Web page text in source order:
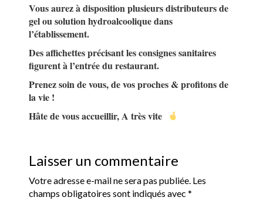
Vous aurez à disposition plusieurs distributeurs de
gel ou solution hydroalcoolique dans
l’établissement.
Des affichettes précisant les consignes sanitaires
figurent à l’entrée du restaurant.
Prenez soin de vous, de vos proches & profitons de
la vie !
Hâte de vous accueillir, A très vite
Laisser un commentaire
Votre adresse e-mail ne sera pas publiée. Les
champs obligatoires sont indiqués avec*